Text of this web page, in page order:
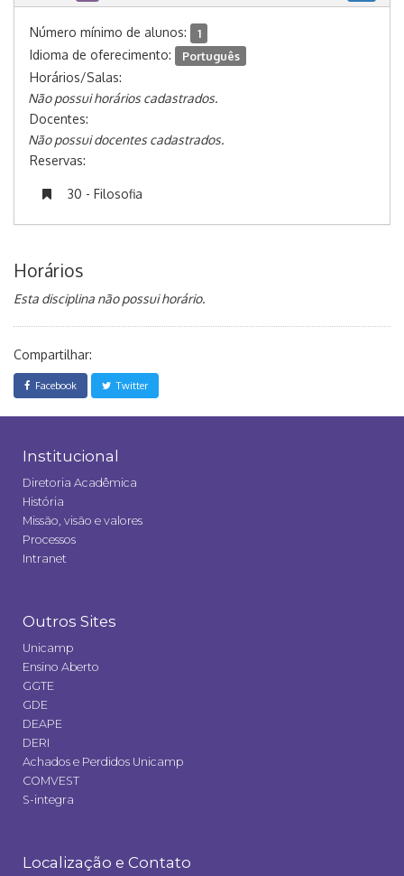
Número mínimo de alunos: 1
Idioma de oferecimento: Português
Horários/Salas:
Não possui horários cadastrados.
Docentes:
Não possui docentes cadastrados.
Reservas:
30 - Filosofia
Horários
Esta disciplina não possui horário.
Compartilhar:
Facebook Twitter
Institucional
Diretoria Acadêmica
História
Missão, visão e valores
Processos
Intranet
Outros Sites
Unicamp
Ensino Aberto
GGTE
GDE
DEAPE
DERI
Achados e Perdidos Unicamp
COMVEST
S-integra
Localização e Contato